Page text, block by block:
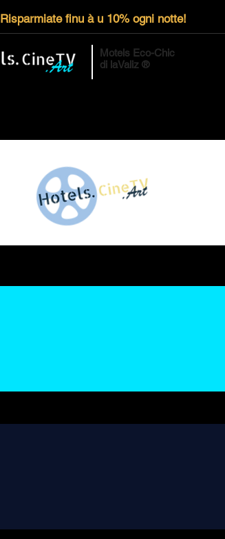
Risparmiate finu à u 10% ogni notte!
Motels Eco-Chic
di laValiz ®